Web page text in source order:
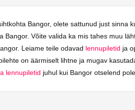
Bangor, olete sattunud just sinna
Võite valida ka mis tahes muu
Leiame teile odavad lennupiletid ja
on äärmiselt lihtne ja mugav
lennupiletid juhul kui Bangor otselend